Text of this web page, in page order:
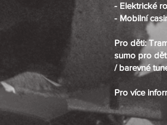
- Elektrické
- Mobilní
Pro děti:
sumo pro
/ barevné
Pro více